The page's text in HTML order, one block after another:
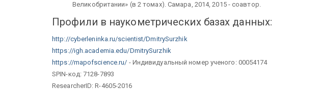
Великобритании» (в 2 томах). Самара, 2014, 2015 - cоавтор.
Профили в наукометрических базах данных:
http://cyberleninka.ru/scientist/DmitrySurzhik
https://igh.academia.edu/DmitrySurzhik
https://mapofscience.ru/ - Индивидуальный номер ученого: 00054174
SPIN-код: 7128-7893
ResearcherID: R-4605-2016